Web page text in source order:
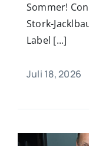
Sommer!
Stork-
Label [...]
Juli 18, 2026